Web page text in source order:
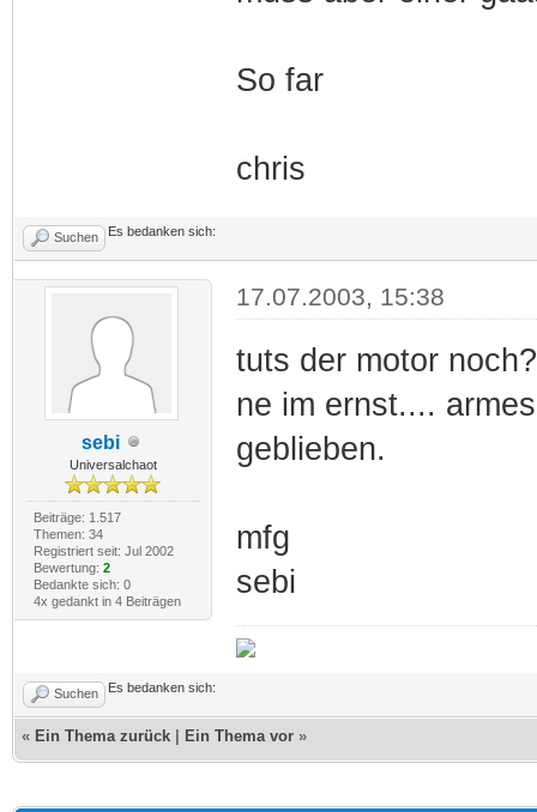
So far
chris
Suchen Es bedanken sich:
sebi
Universalchaot
Beiträge: 1.517
Themen: 34
Registriert seit: Jul 2002
Bewertung: 2
Bedankte sich: 0
4x gedankt in 4 Beiträgen
17.07.2003, 15:38
tuts der motor
ne im ernst....
geblieben.
mfg
sebi
Suchen Es bedanken sich:
« Ein Thema zurück Ein Thema vor »